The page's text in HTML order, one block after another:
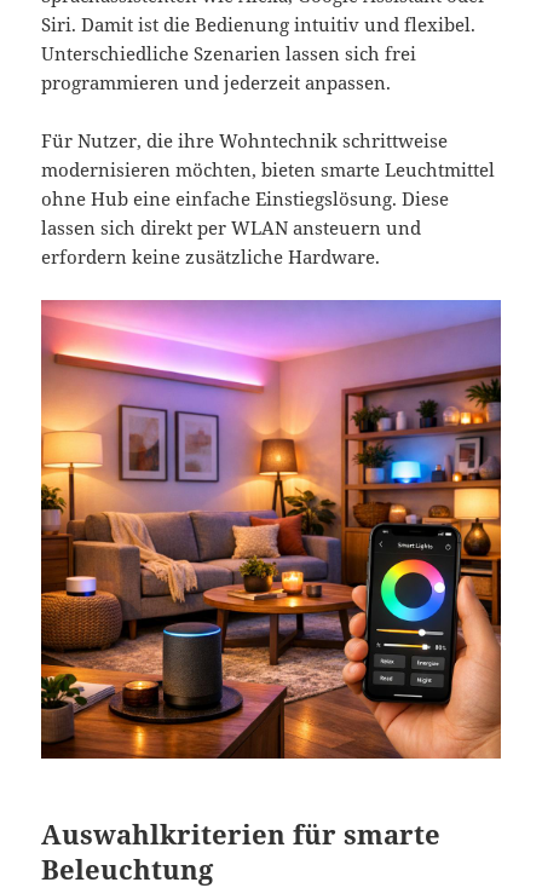
Siri. Damit ist die Bedienung intuitiv und flexibel.
Unterschiedliche Szenarien lassen sich frei
programmieren und jederzeit anpassen.
Für Nutzer, die ihre Wohntechnik schrittweise
modernisieren möchten, bieten smarte Leuchtmittel
ohne Hub eine einfache Einstiegslösung. Diese
lassen sich direkt per WLAN ansteuern und
erfordern keine zusätzliche Hardware.
Auswahlkriterien für smarte
Beleuchtung